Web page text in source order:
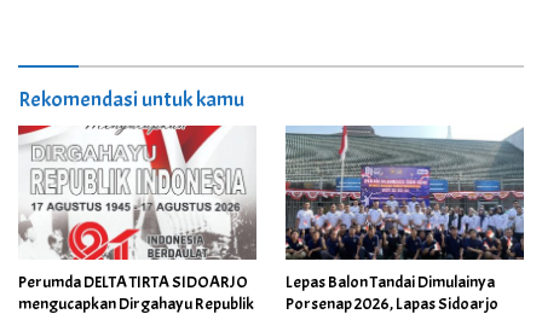
Rekomendasi untuk kamu
Perumda DELTA TIRTA SIDOARJO
mengucapkan Dirgahayu Republik
Lepas Balon Tandai Dimulainya
Porsenap 2026, Lapas Sidoarjo